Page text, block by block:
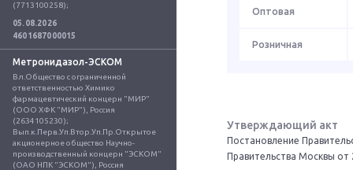
(7713100258);
05.08.2026
4601687000015
Метронидазол-ЭСКОМ
Вл.Общество с ограниченной
ответственностью Химико
фармацевтический концерн "МИР"
(ООО ХФК "МИР"), Россия
(2634105230);
Вып.к.Перв.Уп.Втор.Уп.Пр.Открытое
акционерное общество Научно-
производственный концерн "ЭСКОМ"
(ОАО НПК "ЭСКОМ"), Россия
Оптовая
Розничная
Утверждающий акт
Постановление
Правительства Москвы